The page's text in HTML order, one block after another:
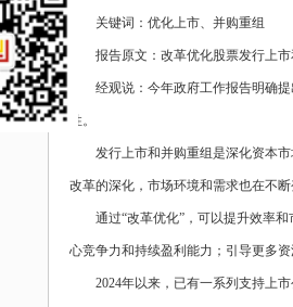
关键词：优化上市、并购重组
报告原文：改革优化股票发行上
经观说：今年政府工作报告明确
性。
发行上市和并购重组是深化资本
改革的深化，市场环境和需求也在不
通过“改革优化”，可以提升效率
心竞争力和持续盈利能力；引导更多
2024年以来，已有一系列支持上